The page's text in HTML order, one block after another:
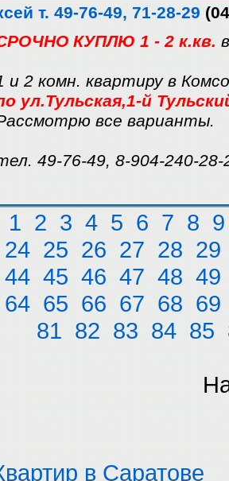
т. 49-76-49, 71-28-29
КУПЛЮ 1 - 2 к.кв.
и 2 комн. квартиру в
ул.Тульская,1-й
все варианты.
49-76-49, 8-904-240-28-
1 2 3 4 5 6 7 8 9
24 25 26 27 28 29
44 45 46 47 48 49
64 65 66 67 68 69
81 82 83 84 85
в Саратове